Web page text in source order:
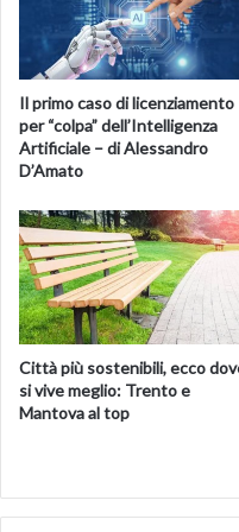
Fabiana Dadone
Ministra alle Pari opportunità e
Elena Bonetti
Ministra alla Disabilità
Ministro del Turismo
Massimo Garavaglia
Ministro degli Esteri
Luigi Di Maio (qui la
Ministro della Difesa
Il primo caso di licenziamento
per “colpa” dell’Intelligenza
Artificiale – di Alessandro
D’Amato
Città più sostenibili, ecco
si vive meglio: Trento e
Mantova al top